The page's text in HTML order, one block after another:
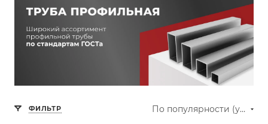
ФИЛЬТР По популярности (убывание)